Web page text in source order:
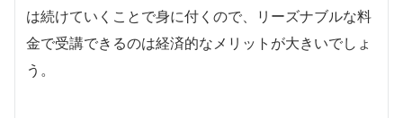
は続けていくことで身に付くので、リーズナブルな料
金で受講できるのは経済的なメリットが大きいでしょ
う。